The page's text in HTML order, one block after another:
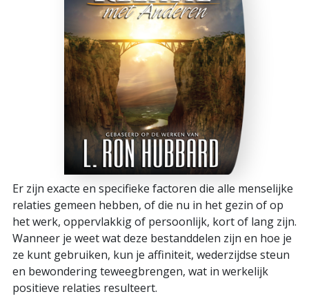
Er zijn exacte en specifieke factoren die alle menselijke
relaties gemeen hebben, of die nu in het gezin of op
het werk, oppervlakkig of persoonlijk, kort of lang zijn.
Wanneer je weet wat deze bestanddelen zijn en hoe je
ze kunt gebruiken, kun je affiniteit, wederzijdse steun
en bewondering teweegbrengen, wat in werkelijk
positieve relaties resulteert.